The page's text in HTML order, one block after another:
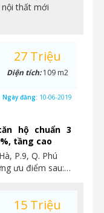
thất mới
hộ chuẩn 3
tầng cao
P.9, Q. Phú
ưu điểm sau:…
27 Triệu
Diện tích:109 m2
Ngày đăng: 10-06-2019
15 Triệu